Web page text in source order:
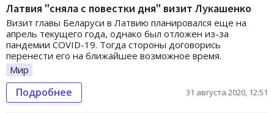
Латвия "сняла с повестки дня" визит Лукашенко
Визит главы Беларуси в Латвию планировался еще на
апрель текущего года, однако был отложен из-за
пандемии COVID-19. Тогда стороны договорись
перенести его на ближайшее возможное время.
Мир
Подробнее 31 августа 2020, 12:51